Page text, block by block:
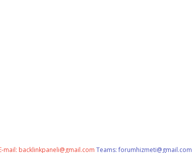
mail: backlinkpaneli@gmail.com Teams:forumhizmeti@gmail.com